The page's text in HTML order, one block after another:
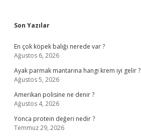
Sidebar
Son Yazılar
En çok köpek balığı nerede var ?
Ağustos 6, 2026
Ayak parmak mantarına hangi krem iyi gelir ?
Ağustos 5, 2026
Amerikan polisine ne denir ?
Ağustos 4, 2026
Yonca protein değeri nedir ?
Temmuz 29, 2026